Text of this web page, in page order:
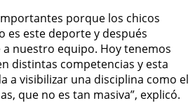
porque los chicos
es este deporte y después
nuestro equipo. Hoy tenemos
distintas competencias y esta
a visibilizar una disciplina como el
que no es tan masiva”, explicó.